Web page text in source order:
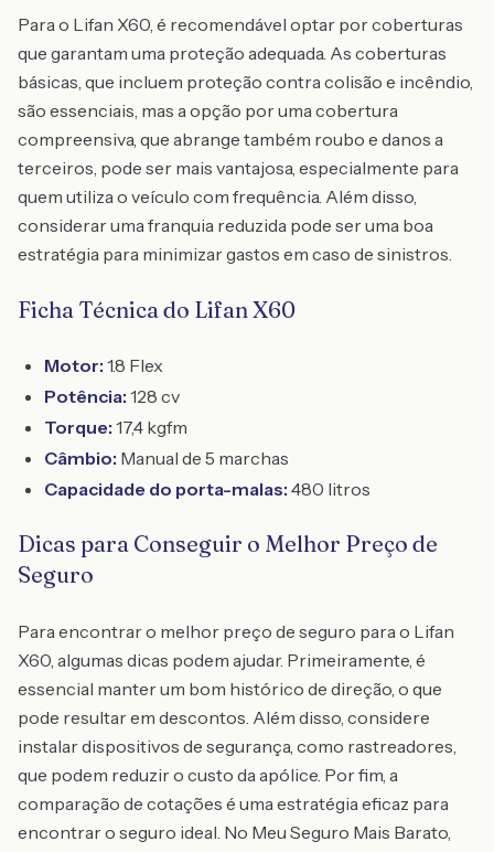
Para o Lifan X60, é recomendável optar por coberturas
que garantam uma proteção adequada. As coberturas
básicas, que incluem proteção contra colisão e incêndio,
são essenciais, mas a opção por uma cobertura
compreensiva, que abrange também roubo e danos a
terceiros, pode ser mais vantajosa, especialmente para
quem utiliza o veículo com frequência. Além disso,
considerar uma franquia reduzida pode ser uma boa
estratégia para minimizar gastos em caso de sinistros.
Ficha Técnica do Lifan X60
Motor: 1.8 Flex
Potência: 128 cv
Torque: 17,4 kgfm
Câmbio: Manual de 5 marchas
Capacidade do porta-malas: 480 litros
Dicas para Conseguir o Melhor Preço de
Seguro
Para encontrar o melhor preço de seguro para o Lifan
X60, algumas dicas podem ajudar. Primeiramente, é
essencial manter um bom histórico de direção, o que
pode resultar em descontos. Além disso, considere
instalar dispositivos de segurança, como rastreadores,
que podem reduzir o custo da apólice. Por fim, a
comparação de cotações é uma estratégia eficaz para
encontrar o seguro ideal. No Meu Seguro Mais Barato,